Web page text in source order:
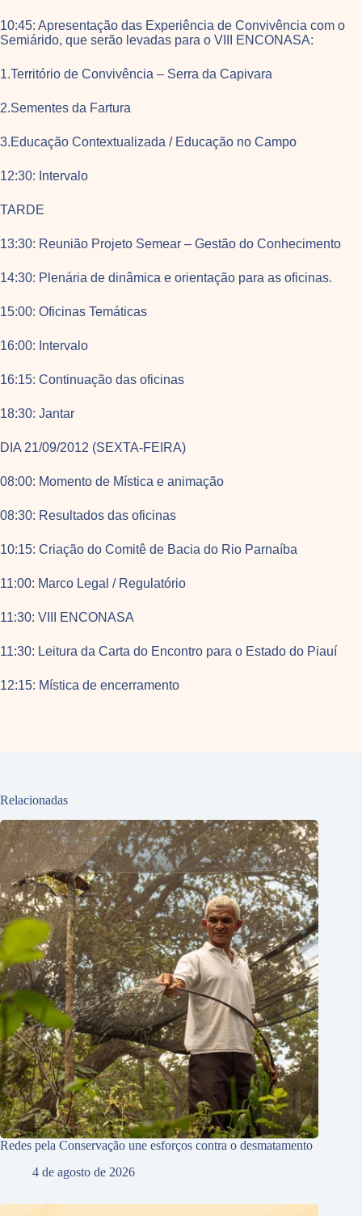
10:45: Apresentação das Experiência de Convivência com o
Semiárido, que serão levadas para o VIII ENCONASA:
1.Território de Convivência – Serra da Capivara
2.Sementes da Fartura
3.Educação Contextualizada / Educação no Campo
12:30: Intervalo
TARDE
13:30: Reunião Projeto Semear – Gestão do Conhecimento
14:30: Plenária de dinâmica e orientação para as oficinas.
15:00: Oficinas Temáticas
16:00: Intervalo
16:15: Continuação das oficinas
18:30: Jantar
DIA 21/09/2012 (SEXTA-FEIRA)
08:00: Momento de Mística e animação
08:30: Resultados das oficinas
10:15: Criação do Comitê de Bacia do Rio Parnaíba
11:00: Marco Legal / Regulatório
11:30: VIII ENCONASA
11:30: Leitura da Carta do Encontro para o Estado do Piauí
12:15: Mística de encerramento
Relacionadas
Redes pela Conservação une esforços contra o desmatamento
4 de agosto de 2026